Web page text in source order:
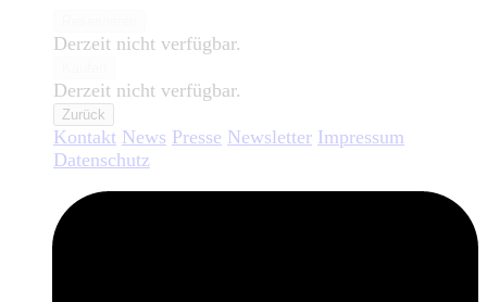
Derzeit nicht verfügbar.
Derzeit nicht verfügbar.
Zurück
Kontakt News Presse Newsletter Impressum
Datenschutz